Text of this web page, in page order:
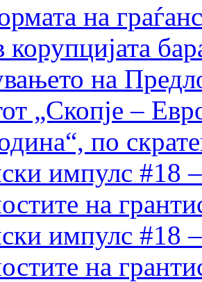
на
корупцијата
на
„Скопје –
по
импулс #18
на
импулс #18
на